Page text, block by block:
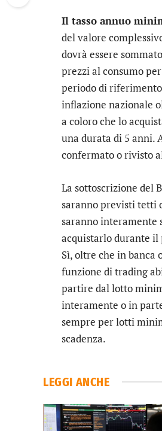
Il tasso annuo
del valore
dovrà essere
prezzi al consumo
periodo di
inflazione nazionale
a coloro che lo
una durata di 5 anni.
confermato o rivisto
La sottoscrizione del
saranno previsti tetti
saranno interamente
acquistarlo durante il
Sì, oltre che in
funzione di trading
partire dal lotto
interamente o in
sempre per lotti
scadenza.
LEGGI ANCHE